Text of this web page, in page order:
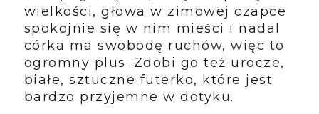
wielkości, głowa w zimowej czapce
spokojnie się w nim mieści i nadal
córka ma swobodę ruchów, więc to
ogromny plus. Zdobi go też urocze,
białe, sztuczne futerko, które jest
bardzo przyjemne w dotyku.